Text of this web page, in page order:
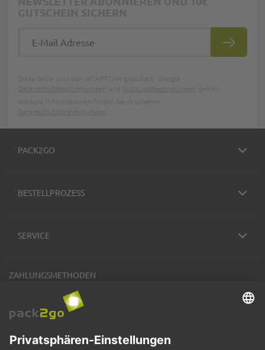
PACK2GO
BESTELLPROZESS
SERVICE
ZAHLUNGSMETHODEN
VERSANDARTEN